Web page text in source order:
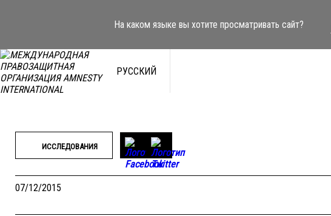
На каком языке вы хотите просматривать сайт?
РУССКИЙ
ИССЛЕДОВАНИЯ
07/12/2015